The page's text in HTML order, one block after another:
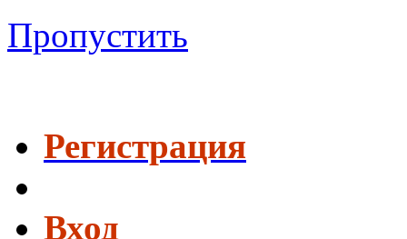
Пропустить
Регистрация
Вход